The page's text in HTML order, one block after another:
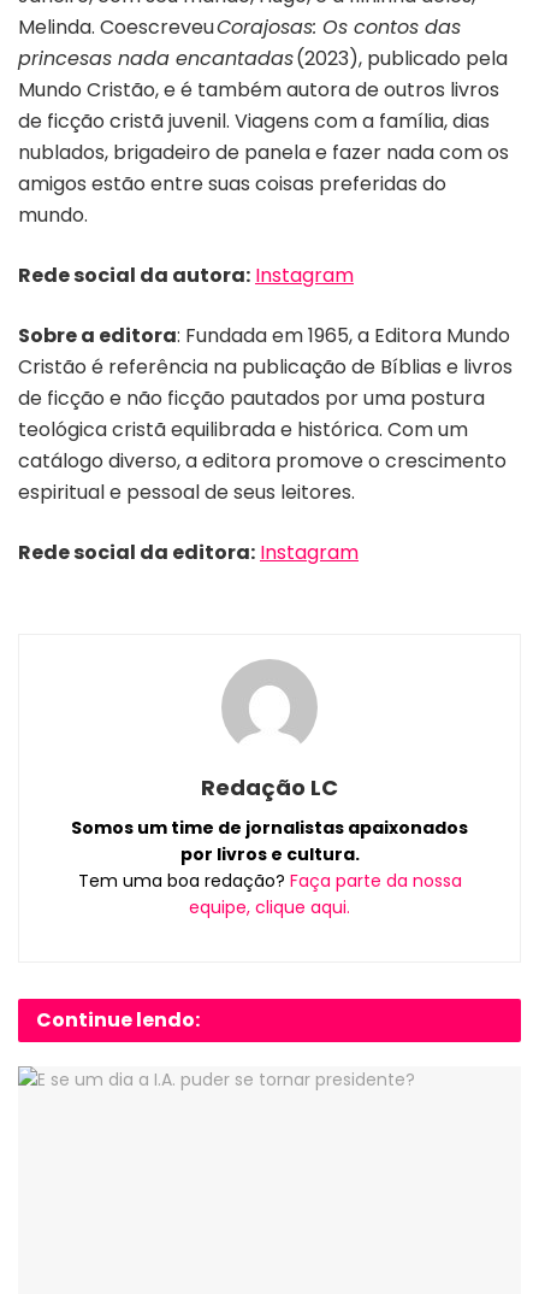
Melinda. CoescreveuCorajosas: Os contos das
princesas nada encantadas(2023), publicado pela
Mundo Cristão, e é também autora de outros livros
de ficção cristã juvenil. Viagens com a família, dias
nublados, brigadeiro de panela e fazer nada com os
amigos estão entre suas coisas preferidas do
mundo.
Rede social da autora: Instagram
Sobre a editora: Fundada em 1965, a Editora Mundo
Cristão é referência na publicação de Bíblias e livros
de ficção e não ficção pautados por uma postura
teológica cristã equilibrada e histórica. Com um
catálogo diverso, a editora promove o crescimento
espiritual e pessoal de seus leitores.
Rede social da editora: Instagram
Redação LC
Somos um time de jornalistas apaixonados
por livros e cultura.
Tem uma boa redação? Faça parte da nossa
equipe, clique aqui.
Continue lendo: